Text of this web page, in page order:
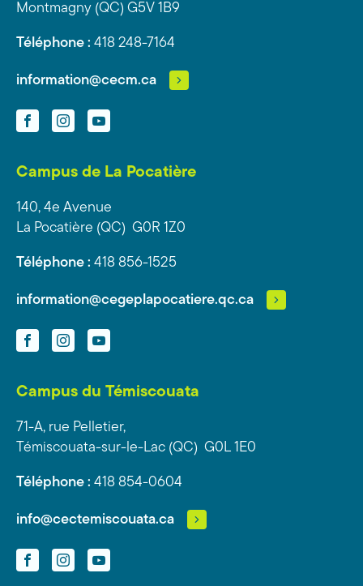
Montmagny (QC) G5V 1B9
Téléphone : 418 248-7164
information@cecm.ca
FacebookInstagramYouTube
Campus de La Pocatière
140, 4e Avenue
La Pocatière (QC) G0R 1Z0
Téléphone : 418 856-1525
information@cegeplapocatiere.qc.ca
FacebookInstagramYouTube
Campus du Témiscouata
71-A, rue Pelletier,
Témiscouata-sur-le-Lac (QC) G0L 1E0
Téléphone : 418 854-0604
info@cectemiscouata.ca
FacebookInstagramYouTube